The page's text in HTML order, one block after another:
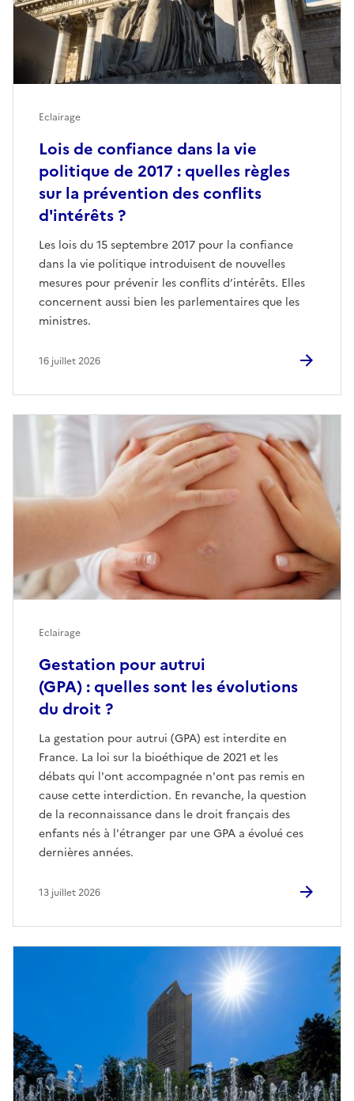
Lois de confiance dans la vie
politique de 2017 : quelles règles
sur la prévention des conflits
d'intérêts ?
Les lois du 15 septembre 2017 pour la confiance
dans la vie politique introduisent de nouvelles
mesures pour prévenir les conflits d’intérêts. Elles
concernent aussi bien les parlementaires que les
ministres.
Eclairage
16 juillet 2026
Gestation pour autrui
(GPA) : quelles sont les évolutions
du droit ?
La gestation pour autrui (GPA) est interdite en
France. La loi sur la bioéthique de 2021 et les
débats qui l'ont accompagnée n'ont pas remis en
cause cette interdiction. En revanche, la question
de la reconnaissance dans le droit français des
enfants nés à l'étranger par une GPA a évolué ces
dernières années.
Eclairage
13 juillet 2026